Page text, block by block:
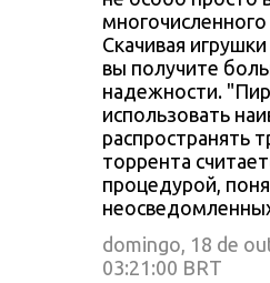
Скачивая
вы получите
надежности.
использовать
распространять
торрента
процедурой,
domingo, 18 de
03:21:00 BRT